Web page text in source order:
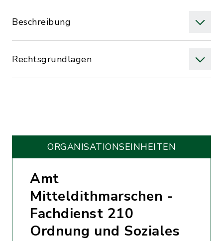
Beschreibung
Rechtsgrundlagen
ORGANISATIONS­EINHEITEN
Amt
Mitteldithmarschen -
Fachdienst 210
Ordnung und Soziales